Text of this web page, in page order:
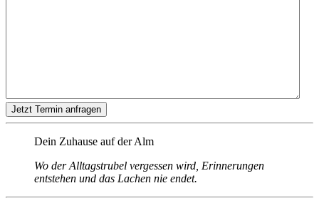
Dein Zuhause auf der Alm
Wo der Alltagstrubel vergessen wird, Erinnerungen
entstehen und das Lachen nie endet.